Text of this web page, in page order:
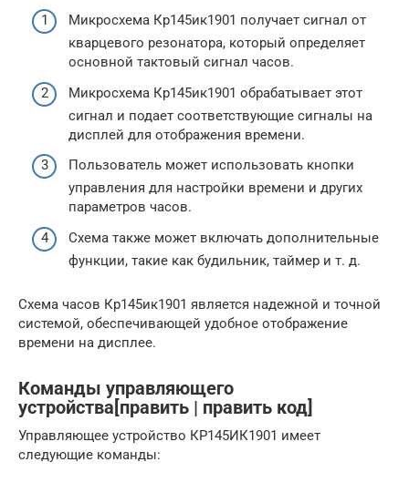
Микросхема Кр145ик1901 получает сигнал от
кварцевого резонатора, который определяет
основной тактовый сигнал часов.
Микросхема Кр145ик1901 обрабатывает этот
сигнал и подает соответствующие сигналы на
дисплей для отображения времени.
Пользователь может использовать кнопки
управления для настройки времени и других
параметров часов.
Схема также может включать дополнительные
функции, такие как будильник, таймер и т. д.
Схема часов Кр145ик1901 является надежной и точной
системой, обеспечивающей удобное отображение
времени на дисплее.
Команды управляющего
устройства[править | править код]
Управляющее устройство КР145ИК1901 имеет
следующие команды: